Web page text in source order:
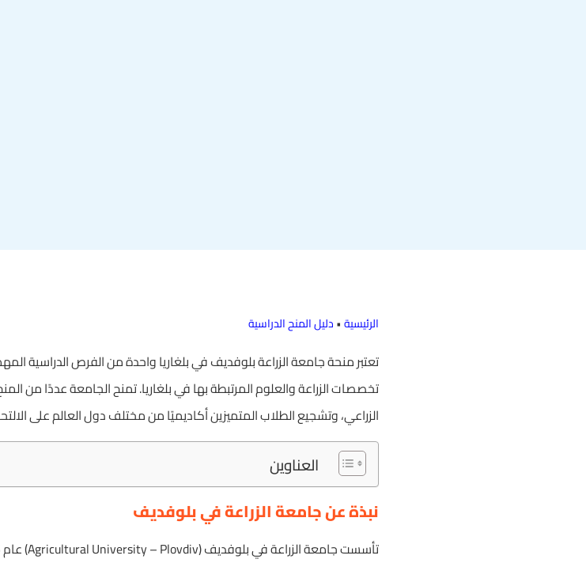
الرئيسية•دليل المنح الدراسية
تعتبر منحة جامعة الزراعة بلوفديف في بلغاريا واحدة من الفرص الدراسية
تخصصات الزراعة والعلوم المرتبطة بها في بلغاريا. تمنح الجامعة عددًا من
الزراعي، وتشجيع الطلاب المتميزين أكاديميًا من مختلف دول العالم على
العناوين
نبذة عن جامعة الزراعة في بلوفديف